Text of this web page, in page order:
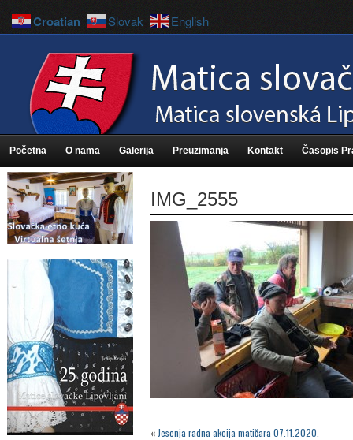
Početna O nama Galerija Preuzimanja Kontakt Časopis
IMG_2555
« Jesenja radna akcija matičara 07.11.2020.
Croatian Slovak English